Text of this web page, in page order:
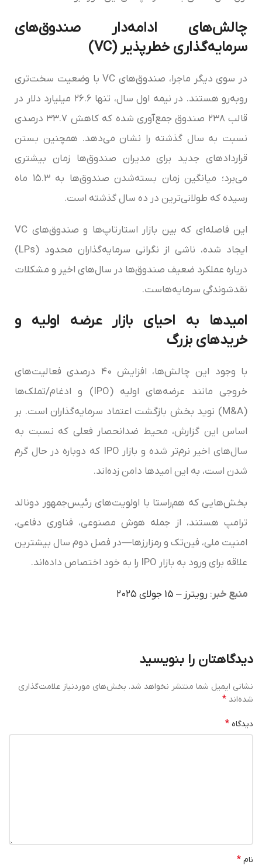
چالش‌های ادامه‌دار صندوق‌های
سرمایه‌گذاری خطرپذیر (VC)
در سوی دیگر ماجرا، صندوق‌های VC با وضعیت سخت‌تری
روبه‌رو هستند. در نیمه اول سال، تنها ۲۶.۶ میلیارد دلار در
قالب ۲۳۸ صندوق جمع‌آوری شده که کاهش ۳۳.۷ درصدی
نسبت به سال گذشته را نشان می‌دهد. همچنین بستن
قراردادهای جدید برای مدیران صندوق‌ها زمان بیشتری
می‌برد؛ میانگین زمان بسته‌شدن صندوق‌ها به ۱۵.۳ ماه
رسیده که طولانی‌ترین در ده سال گذشته است.
این فاصله‌ای که بین بازار استارتاپ‌ها و صندوق‌های VC
ایجاد شده، ناشی از نگرانی سرمایه‌گذاران محدود (LPs)
درباره عملکرد ضعیف صندوق‌ها در سال‌های اخیر و مشکلات
نقدشوندگی سرمایه‌هاست.
امیدها به احیای بازار عرضه اولیه و
خریدهای بزرگ
با وجود این چالش‌ها، افزایش ۴۰ درصدی فعالیت‌های
خروجی مانند عرضه‌های اولیه (IPO) و ادغام/تملک‌ها
(M&A) نوید بخش بازگشت اعتماد سرمایه‌گذاران است. بر
اساس این گزارش، محیط ضدانحصار فعلی که نسبت به
سال‌های اخیر نرم‌تر شده و بازار IPO که دوباره در حال گرم
شدن است، به این امیدها دامن زده‌اند.
بخش‌هایی که هم‌راستا با اولویت‌های رئیس‌جمهور دونالد
ترامپ هستند، از جمله هوش مصنوعی، فناوری دفاعی،
امنیت ملی، فین‌تک و رمزارزها—در فصل دوم سال بیشترین
علاقه برای ورود به بازار IPO را به خود اختصاص داده‌اند.
منبع خبر: رویترز – 15 جولای ۲۰۲۵
دیدگاهتان را بنویسید
نشانی ایمیل شما منتشر نخواهد شد. بخش‌های موردنیاز علامت‌گذاری
شده‌اند *
دیدگاه *
نام *